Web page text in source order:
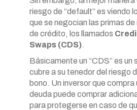
riesgo de “default” es viendo
que se negocian las primas
de crédito, los llamados
Swaps (CDS).
Básicamente un “CDS” es un
cubre a su tenedor del riesgo
bono. Un inversor que compra
deuda puede comprar
para protegerse en caso de